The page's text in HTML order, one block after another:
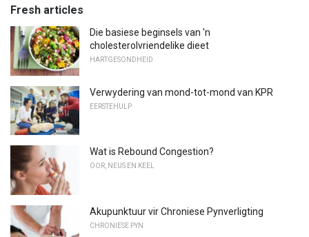
Fresh articles
Die basiese beginsels van 'n
cholesterolvriendelike dieet
HARTGESONDHEID
Verwydering van mond-tot-mond van KPR
EERSTEHULP
Wat is Rebound Congestion?
OOR, NEUS EN KEEL
Akupunktuur vir Chroniese Pynverligting
CHRONIESE PYN